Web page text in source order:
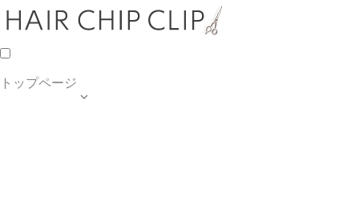
トップページ
